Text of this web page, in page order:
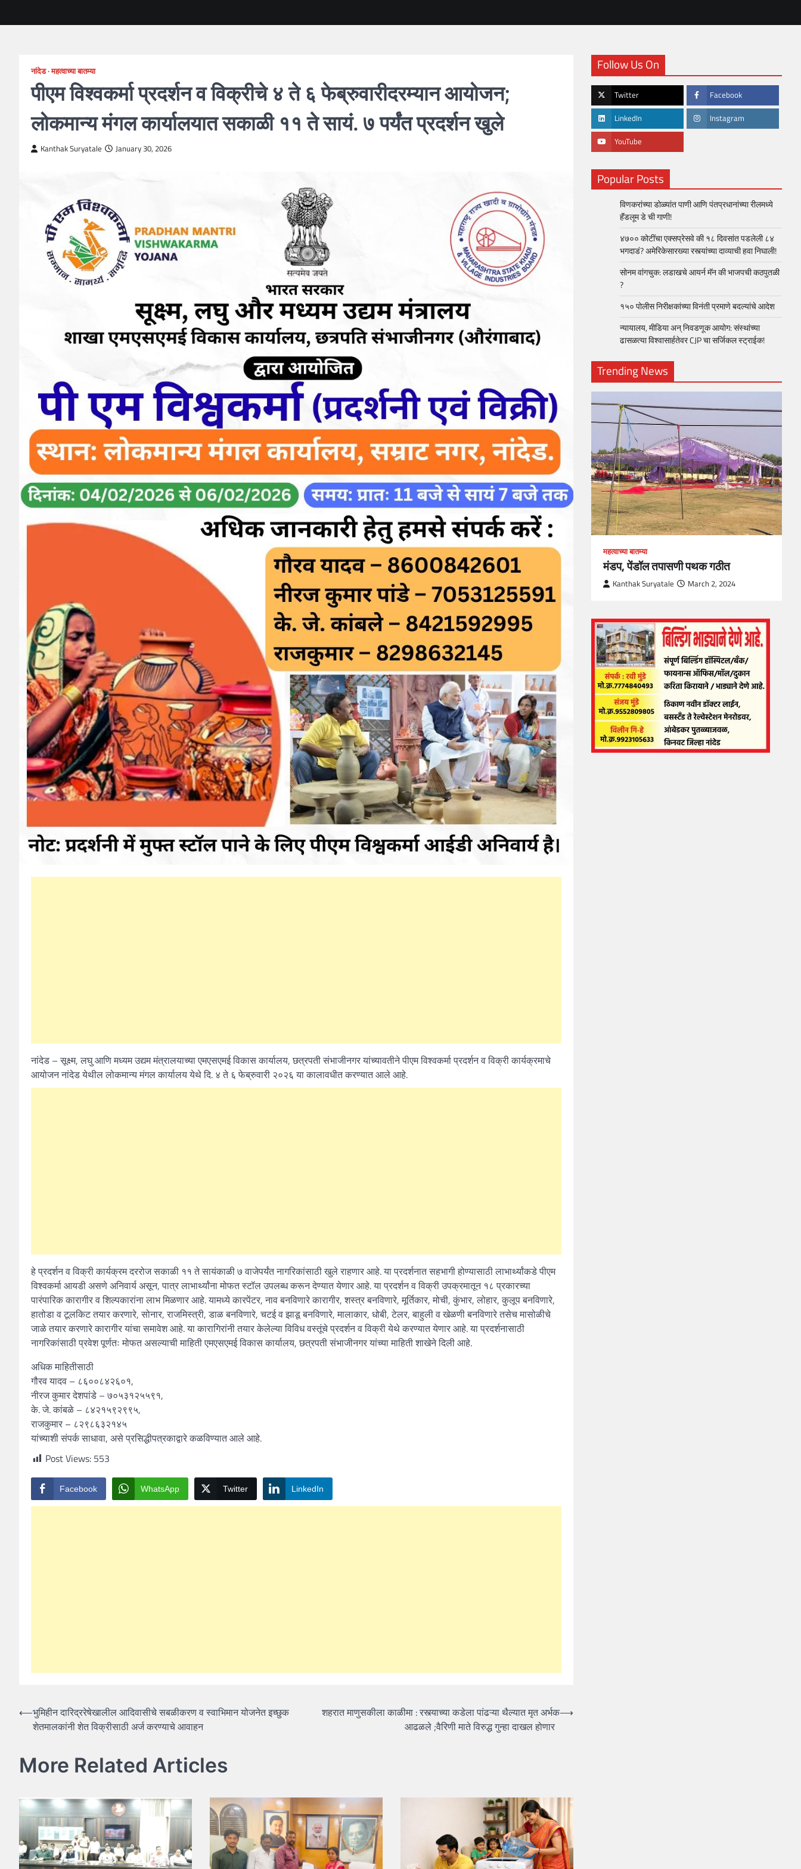
नांदेड महत्वाच्या बातम्या
पीएम विश्वकर्मा प्रदर्शन व विक्रीचे ४ ते ६ फेब्रुवारीदरम्यान आयोजन;
लोकमान्य मंगल कार्यालयात सकाळी ११ ते सायं. ७ पर्यंत प्रदर्शन खुले
Kanthak Suryatale January 30, 2026
नांदेड – सूक्ष्म, लघु आणि मध्यम उद्यम मंत्रालयाच्या एमएसएमई विकास कार्यालय, छत्रपती संभाजीनगर यांच्यावतीने पीएम विश्वकर्मा प्रदर्शन व विक्री कार्यक्रमाचे
आयोजन नांदेड येथील लोकमान्य मंगल कार्यालय येथे दि. ४ ते ६ फेब्रुवारी २०२६ या कालावधीत करण्यात आले आहे.
हे प्रदर्शन व विक्री कार्यक्रम दररोज सकाळी ११ ते सायंकाळी ७ वाजेपर्यंत नागरिकांसाठी खुले राहणार आहे. या प्रदर्शनात सहभागी होण्यासाठी लाभार्थ्यांकडे पीएम
विश्वकर्मा आयडी असणे अनिवार्य असून, पात्र लाभार्थ्यांना मोफत स्टॉल उपलब्ध करून देण्यात येणार आहे. या प्रदर्शन व विक्री उपक्रमातून १८ प्रकारच्या
पारंपारिक कारागीर व शिल्पकारांना लाभ मिळणार आहे. यामध्ये कारपेंटर, नाव बनविणारे कारागीर, शस्त्र बनविणारे, मूर्तिकार, मोची, कुंभार, लोहार, कुलूप बनविणारे,
हातोडा व टूलकिट तयार करणारे, सोनार, राजमिस्त्री, डाळ बनविणारे, चटई व झाडू बनविणारे, मालाकार, धोबी, टेलर, बाहुली व खेळणी बनविणारे तसेच मासोळीचे
जाळे तयार करणारे कारागीर यांचा समावेश आहे. या कारागिरांनी तयार केलेल्या विविध वस्तूंचे प्रदर्शन व विक्री येथे करण्यात येणार आहे. या प्रदर्शनासाठी
नागरिकांसाठी प्रवेश पूर्णतः मोफत असल्याची माहिती एमएसएमई विकास कार्यालय, छत्रपती संभाजीनगर यांच्या माहिती शाखेने दिली आहे.
अधिक माहितीसाठी
गौरव यादव – ८६००८४२६०१,
नीरज कुमार देशपांडे – ७०५३१२५५९१,
के. जे. कांबळे – ८४२१५९२९९५,
राजकुमार – ८२९८६३२१४५
यांच्याशी संपर्क साधावा, असे प्रसिद्धीपत्रकाद्वारे कळविण्यात आले आहे.
Post Views: 553
Facebook WhatsApp Twitter LinkedIn
Post
navigation
⟵भुमिहीन दारिद्ररेषेखालील आदिवासीचे सबळीकरण व स्वाभिमान योजनेत इच्छुक
शेतमालकांनी शेत विक्रीसाठी अर्ज करण्याचे आवाहन
शहरात माणुसकीला काळीमा : रस्त्याच्या कडेला पांढऱ्या थैल्यात मृत अर्भक
आढळले ;वैरिणी माते विरुद्ध गुन्हा दाखल होणार
⟶
More Related Articles
Follow Us On
Twitter Facebook
LinkedIn Instagram
YouTube
Popular Posts
विणकरांच्या डोळ्यांत पाणी आणि पंतप्रधानांच्या रीलमध्ये
हॅंडलूम डे ची गाणी!
४७०० कोटींचा एक्सप्रेसवे की १८ दिवसांत पडलेली ८४
भगदाडं? अमेरिकेसारख्या रस्त्यांच्या दाव्याची हवा निघाली!
सोनम वांगचुक: लडाखचे आयर्न मॅन की भाजपची कठपुतळी
?
१५० पोलीस निरीक्षकांच्या विनंती प्रमाणे बदल्यांचे आदेश
न्यायालय, मीडिया अन् निवडणूक आयोग: संस्थांच्या
ढासळत्या विश्वासार्हतेवर CJP चा सर्जिकल स्ट्राईक!
Trending News
महत्वाच्या बातम्या
What Is a Front-End Developer?
How to Become One, Salary, Skills
Kanthak Suryatale April 30, 2021
महत्वाच्या बातम्या
मंडप, पेंडॉल तपासणी पथक गठीत
Kanthak Suryatale March 2, 2024